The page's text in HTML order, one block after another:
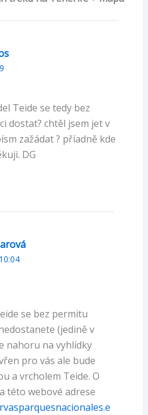
Teide se tedy bez
dostat? chtěl jsem jet v
zažádat ? příadně kde
DG
se bez permitu
(jedině v
nahoru na vyhlídky
pro vás ale bude
a vrcholem Teide. O
této webové adrese